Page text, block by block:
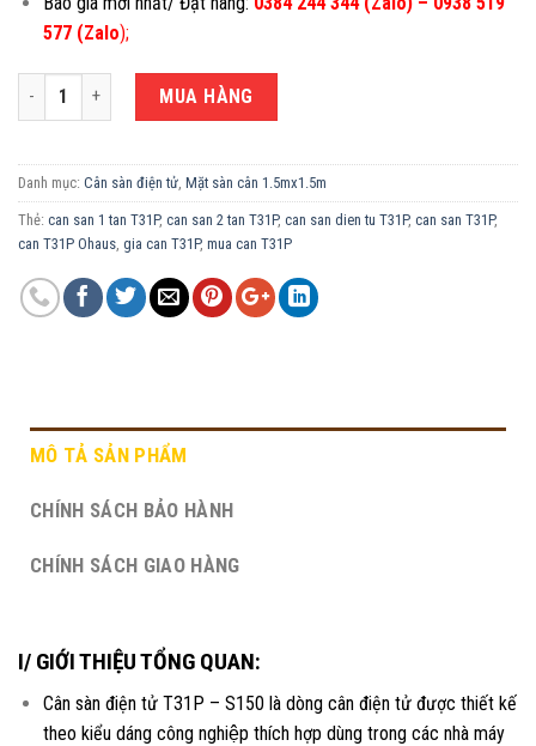
577 (Zalo);
CÂN SÀN ĐIỆN TỬ T31P-S150 1 TẤN/ 2 TẤN (LỰA CHỌN) số lượng
MUA HÀNG
Danh mục: Cân sàn điện tử, Mặt sàn cân 1.5mx1.5m
Thẻ: can san 1 tan T31P, can san 2 tan T31P, can san dien tu T31P, can san T31P,
can T31P Ohaus, gia can T31P, mua can T31P
MÔ TẢ SẢN PHẨM
CHÍNH SÁCH BẢO HÀNH
CHÍNH SÁCH GIAO HÀNG
I/ GIỚI THIỆU TỔNG QUAN:
Cân sàn điện tử T31P – S150 là dòng cân điện tử được thiết kế
theo kiểu dáng công nghiệp thích hợp dùng trong các nhà máy